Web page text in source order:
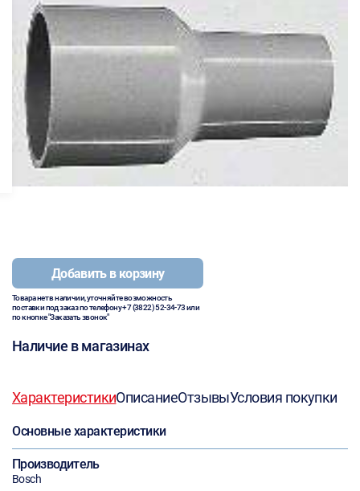
Добавить в корзину
Товара нет в наличии, уточняйте возможность
поставки под заказ по телефону+7 (3822) 52-34-73или
по кнопке "Заказать звонок"
Наличие в магазинах
ХарактеристикиОписаниеОтзывыУсловия покупки
Основные характеристики
Производитель
Bosch